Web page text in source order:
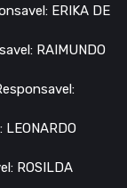
ERIKA DE
RAIMUNDO
ROSILDA